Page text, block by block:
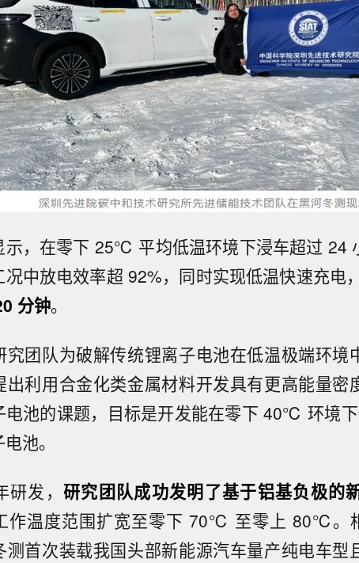
示，在零下 25℃ 平均低温环境下浸车超过 24
中放电效率超 92%，同时实现低温快速充电，
分钟。
究团队为破解传统锂离子电池在低温极端环境
出利用合金化类金属材料开发具有更高能量密
电池的课题，目标是开发能在零下 40℃ 环境
池。
研发，研究团队成功发明了基于铝基负极的
作温度范围扩宽至零下 70℃ 至零上 80℃。
测首次装载我国头部新能源汽车量产纯电车型